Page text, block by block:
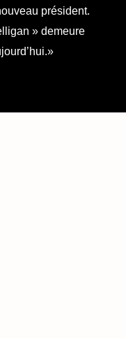
président.
» demeure